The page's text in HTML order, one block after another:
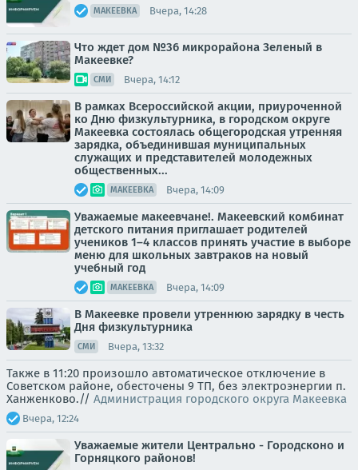
МАКЕЕВКА Вчера, 14:28
Что ждет дом №36 микрорайона Зеленый в
Макеевке?
СМИ Вчера, 14:12
В рамках Всероссийской акции, приуроченной
ко Дню физкультурника, в городском округе
Макеевка состоялась общегородская утренняя
зарядка, объединившая муниципальных
служащих и представителей молодежных
общественных...
МАКЕЕВКА Вчера, 14:09
Уважаемые макеевчане!. Макеевский комбинат
детского питания приглашает родителей
учеников 1–4 классов принять участие в выборе
меню для школьных завтраков на новый
учебный год
МАКЕЕВКА Вчера, 14:09
В Макеевке провели утреннюю зарядку в честь
Дня физкультурника
СМИ Вчера, 13:32
Также в 11:20 произошло автоматическое отключение в
Советском районе, обесточены 9 ТП, без электроэнергии п.
Ханженково.// Администрация городского округа Макеевка
Вчера, 12:24
Уважаемые жители Центрально - Городсконо и
Горняцкого районов!